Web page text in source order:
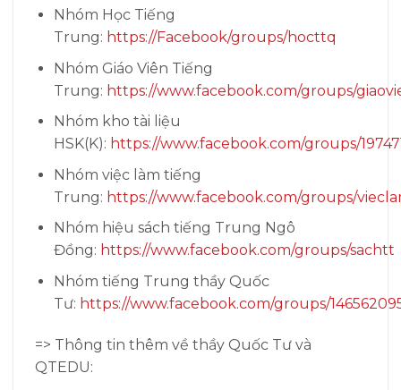
Nhóm Học Tiếng
Trung: https://Facebook/groups/hocttq
Nhóm Giáo Viên Tiếng
Trung: https://www.facebook.com/groups/
Nhóm kho tài liệu
HSK(K): https://www.facebook.com/groups/
Nhóm việc làm tiếng
Trung: https://www.facebook.com/groups/
Nhóm hiệu sách tiếng Trung Ngô
Đồng: https://www.facebook.com/groups/sachtt
Nhóm tiếng Trung thầy Quốc
Tư: https://www.facebook.com/groups/
=> Thông tin thêm về thầy Quốc Tư và
QTEDU: